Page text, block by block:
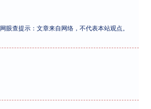
网眼查提示：文章来自网络，不代表本站观点。